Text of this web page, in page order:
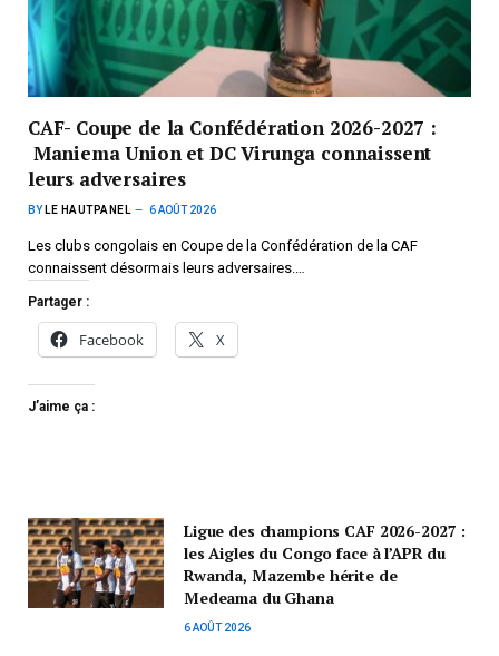
CAF- Coupe de la Confédération 2026-2027 :
Maniema Union et DC Virunga connaissent
leurs adversaires
BY LE HAUTPANEL 6 AOÛT 2026
Les clubs congolais en Coupe de la Confédération de la CAF
connaissent désormais leurs adversaires.…
Partager :
Facebook X
J’aime ça :
Ligue des champions CAF 2026-2027 :
les Aigles du Congo face à l’APR du
Rwanda, Mazembe hérite de
Medeama du Ghana
6 AOÛT 2026